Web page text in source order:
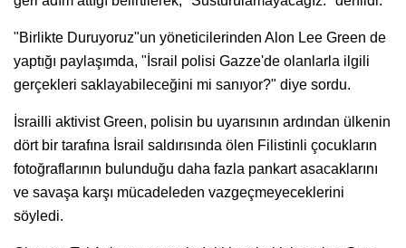
"Birlikte Duruyoruz"un yöneticilerinden Alon Lee Green de
yaptığı paylaşımda, "İsrail polisi Gazze'de olanlarla ilgili
gerçekleri saklayabileceğini mi sanıyor?" diye sordu.
İsrailli aktivist Green, polisin bu uyarısının ardından ülkenin
dört bir tarafına İsrail saldırısında ölen Filistinli çocukların
fotoğraflarının bulunduğu daha fazla pankart asacaklarını
ve savaşa karşı mücadeleden vazgeçmeyeceklerini
söyledi.